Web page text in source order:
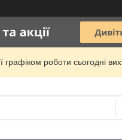
роботи сьогодні